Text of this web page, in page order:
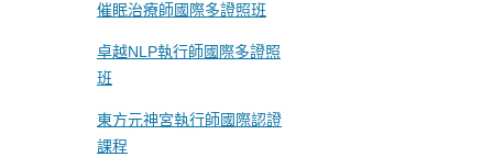
催眠治療師國際多證照班
卓越NLP執行師國際多證照
班
東方元神宮執行師國際認證
課程